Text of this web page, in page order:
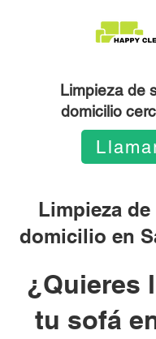
Limpieza de
domicilio
Limpieza de
domicilio en
¿Quieres
tu sofá